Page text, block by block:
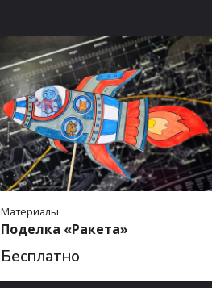
Материалы
Поделка «Ракета»
Бесплатно